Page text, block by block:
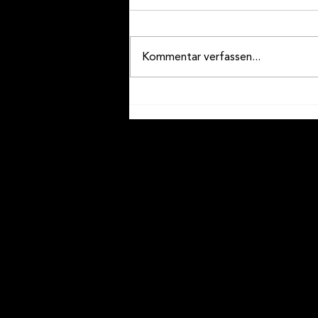
Wettspielen in Brig-Glis
Kommentar verfassen...